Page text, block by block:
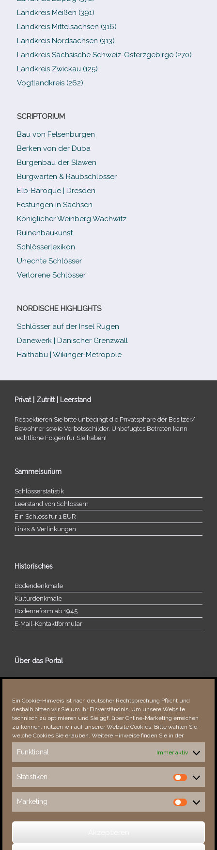
Ein Cookie-Hinweis ist nach deutscher Rechtsprechung Pflicht und
deshalb bitten wir Sie um Ihr Einverständnis: Um unsere Website
technisch zu optimieren und Sie ggf. über Online-Marketing erreichen
zu können, nutzen wir auf unserer Website Cookies. Bitte wählen Sie,
welche Cookies Sie erlauben. Weitere Hinweise finden Sie in der
Funktional Immer aktiv
Statistiken
Statistiken
Marketing
Marketing
Landkreis Meißen (391)
Landkreis Mittelsachsen (316)
Landkreis Nordsachsen (313)
Landkreis Sächsische Schweiz-​Osterzgebirge (270)
Landkreis Zwickau (125)
Vogtlandkreis (262)
SCRIPTORIUM
Bau von Felsenburgen
Berken von der Duba
Burgenbau der Slawen
Burgwarten & Raubschlösser
Elb-​Baroque | Dresden
Festungen in Sachsen
Königlicher Weinberg Wachwitz
Ruinenbaukunst
Schlösserlexikon
Unechte Schlösser
Verlorene Schlösser
NORDISCHE HIGHLIGHTS
Schlösser auf der Insel Rügen
Danewerk | Dänischer Grenzwall
Haithabu | Wikinger-Metropole
Privat | Zutritt | Leerstand
Respektieren Sie bitte unbe­dingt die Privatsphäre der Besitzer/​
Bewohner sowie Verbotsschilder. Unbefugtes Betreten kann
recht­li­che Folgen für Sie haben!
Sammelsurium
Schlösserstatistik
Leerstand von Schlössern
Ein Schloss für 1 EUR
Links & Verlinkungen
Historisches
Bodendenkmale
Kulturdenkmale
Bodenreform ab 1945
E‑Mail-​​Kontaktformular
Über das Portal
Über dieses Portal
Fehler bemerkt?
Besucher seit 08/​2021
This Week
32591